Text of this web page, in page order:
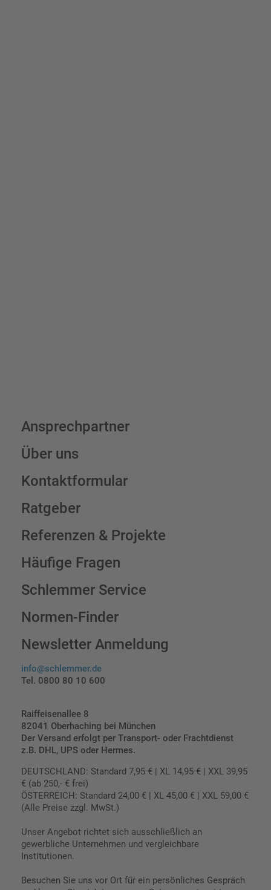
Ansprechpartner
Über uns
Kontaktformular
Ratgeber
Referenzen & Projekte
Häufige Fragen
Schlemmer Service
Normen-Finder
Newsletter Anmeldung
info@schlemmer.de
Tel. 0800 80 10 600
Raiffeisenallee 8
82041 Oberhaching bei München
Der Versand erfolgt per Transport- oder Frachtdienst
z.B. DHL, UPS oder Hermes.
DEUTSCHLAND: Standard 7,95 € | XL 14,95 € | XXL 39,95
€ (ab 250,- € frei)
ÖSTERREICH: Standard 24,00 € | XL 45,00 € | XXL 59,00 €
(Alle Preise zzgl. MwSt.)
Unser Angebot richtet sich ausschließlich an
gewerbliche Unternehmen und vergleichbare
Institutionen.
Besuchen Sie uns vor Ort für ein persönliches Gespräch